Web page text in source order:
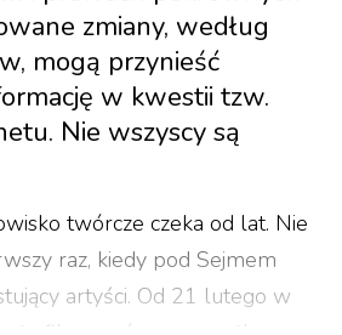
zmiany, według
mogą przynieść
w kwestii tzw.
Nie wszyscy są
twórcze czeka od lat. Nie
raz, kiedy pod Sejmem
artyści. Od 21 lutego w